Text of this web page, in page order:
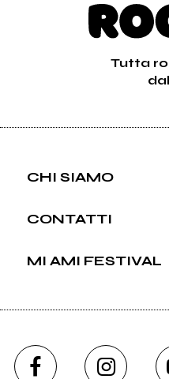
Tutta
CHI SIAMO
CONTATTI
MI AMI FESTIVAL